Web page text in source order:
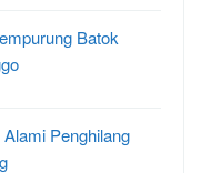
Batok
Penghilang